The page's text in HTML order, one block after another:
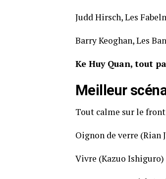
Judd Hirsch, Les
Barry Keoghan, Les
Ke Huy Quan, tout
Meilleur
Tout calme sur le
Oignon de verre (Rian
Vivre (Kazuo Ishiguro)